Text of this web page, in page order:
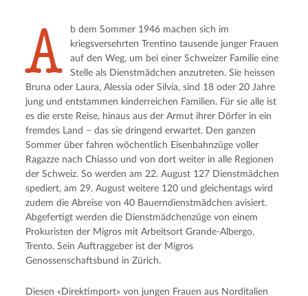
A
b dem Sommer 1946 machen sich im
kriegsversehrten Trentino tausende junger Frauen
auf den Weg, um bei einer Schweizer Familie eine
Stelle als Dienstmädchen anzutreten. Sie heissen
Bruna oder Laura, Alessia oder Silvia, sind 18 oder 20 Jahre
jung und entstammen kinderreichen Familien. Für sie alle ist
es die erste Reise, hinaus aus der Armut ihrer Dörfer in ein
fremdes Land − das sie dringend erwartet. Den ganzen
Sommer über fahren wöchentlich Eisenbahnzüge voller
Ragazze nach Chiasso und von dort weiter in alle Regionen
der Schweiz. So werden am 22. August 127 Dienstmädchen
spediert, am 29. August weitere 120 und gleichentags wird
zudem die Abreise von 40 Bauerndienstmädchen avisiert.
Abgefertigt werden die Dienstmädchenzüge von einem
Prokuristen der Migros mit Arbeitsort Grande-Albergo,
Trento. Sein Auftraggeber ist der Migros
Genossenschaftsbund in Zürich.
Diesen «Direktimport» von jungen Frauen aus Norditalien